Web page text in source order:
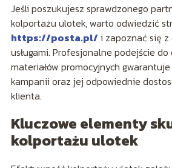
Jeśli poszukujesz sprawdzonego
kolportażu ulotek, warto odwiedzić
https://posta.pl/ i zapoznać się
usługami. Profesjonalne podejście
materiałów promocyjnych
kampanii oraz jej odpowiednie
klienta.
Kluczowe elementy
kolportażu ulotek